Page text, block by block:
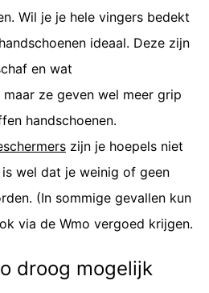
Wil je je hele vingers bedekt
ideaal. Deze zijn
en wat
ze geven wel meer grip
handschoenen.
zijn je hoepels niet
wel dat je weinig of geen
(In sommige gevallen kun
via de Wmo vergoed krijgen.
droog mogelijk